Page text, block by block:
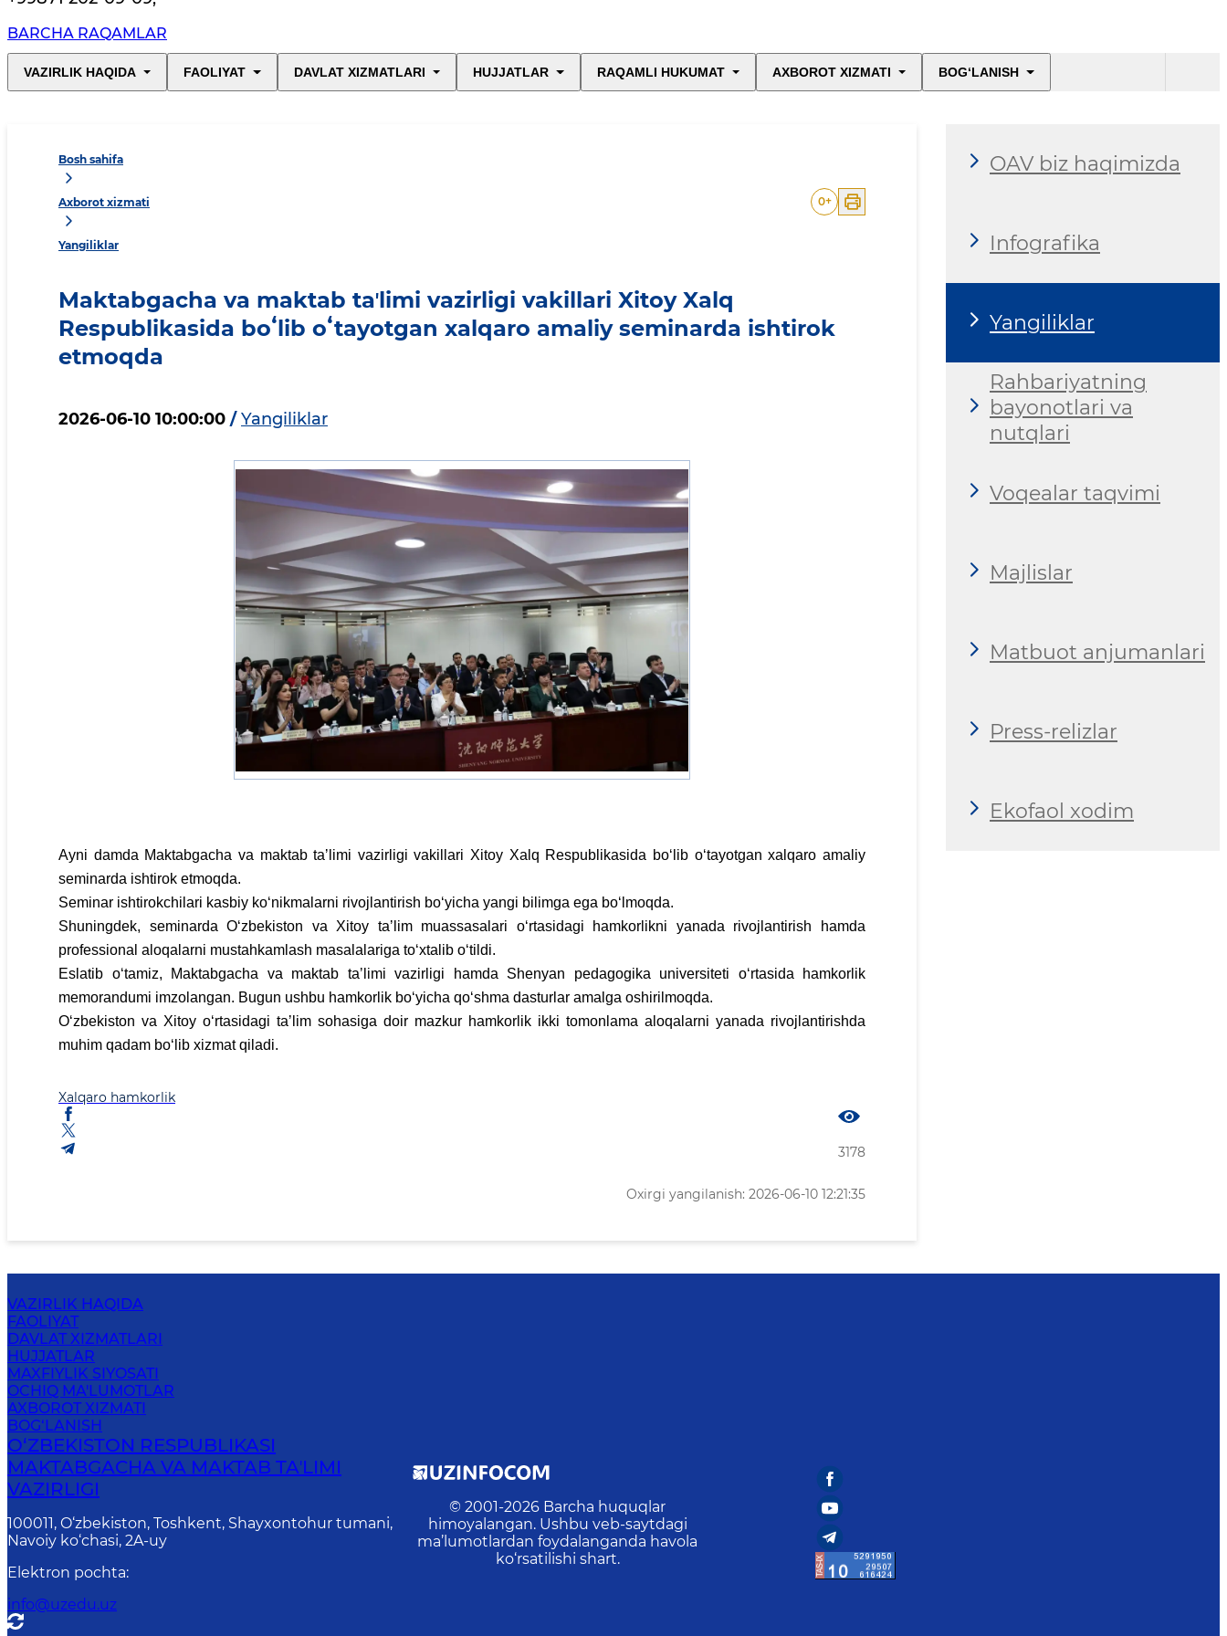
BARCHA RAQAMLAR
VAZIRLIK HAQIDA FAOLIYAT DAVLAT XIZMATLARI HUJJATLAR RAQAMLI HUKUMAT AXBOROT XIZMATI BOG‘LANISH
Bosh sahifa
Axborot xizmati
Yangiliklar
0+
Maktabgacha va maktab taʼlimi vazirligi vakillari Xitoy Xalq
Respublikasida boʻlib oʻtayotgan xalqaro amaliy seminarda ishtirok
etmoqda
2026-06-10 10:00:00 / Yangiliklar
Ayni damda Maktabgacha va maktab taʼlimi vazirligi vakillari Xitoy Xalq Respublikasida boʻlib oʻtayotgan xalqaro amaliy
seminarda ishtirok etmoqda.
Seminar ishtirokchilari kasbiy koʻnikmalarni rivojlantirish boʻyicha yangi bilimga ega boʻlmoqda.
Shuningdek, seminarda Oʻzbekiston va Xitoy taʼlim muassasalari oʻrtasidagi hamkorlikni yanada rivojlantirish hamda
professional aloqalarni mustahkamlash masalalariga to‘xtalib o‘tildi.
Eslatib oʻtamiz, Maktabgacha va maktab taʼlimi vazirligi hamda Shenyan pedagogika universiteti oʻrtasida hamkorlik
memorandumi imzolangan. Bugun ushbu hamkorlik boʻyicha qoʻshma dasturlar amalga oshirilmoqda.
Oʻzbekiston va Xitoy oʻrtasidagi taʼlim sohasiga doir mazkur hamkorlik ikki tomonlama aloqalarni yanada rivojlantirishda
muhim qadam boʻlib xizmat qiladi.
Xalqaro hamkorlik
3178
Oxirgi yangilanish: 2026-06-10 12:21:35
OAV biz haqimizda
Infografika
Yangiliklar
Rahbariyatning
bayonotlari va
nutqlari
Voqealar taqvimi
Majlislar
Matbuot anjumanlari
Press-relizlar
Ekofaol xodim
VAZIRLIK HAQIDA
FAOLIYAT
DAVLAT XIZMATLARI
HUJJATLAR
MAXFIYLIK SIYOSATI
OCHIQ MA'LUMOTLAR
AXBOROT XIZMATI
BOG‘LANISH
O‘ZBEKISTON RESPUBLIKASI
MAKTABGACHA VA MAKTAB TAʼLIMI
VAZIRLIGI
100011, O‘zbekiston, Toshkent, Shayxontohur tumani,
Navoiy ko‘chasi, 2A-uy
Elektron pochta:
info@uzedu.uz
© 2001-2026 Barcha huquqlar
himoyalangan. Ushbu veb-saytdagi
ma’lumotlardan foydalanganda havola
ko‘rsatilishi shart.